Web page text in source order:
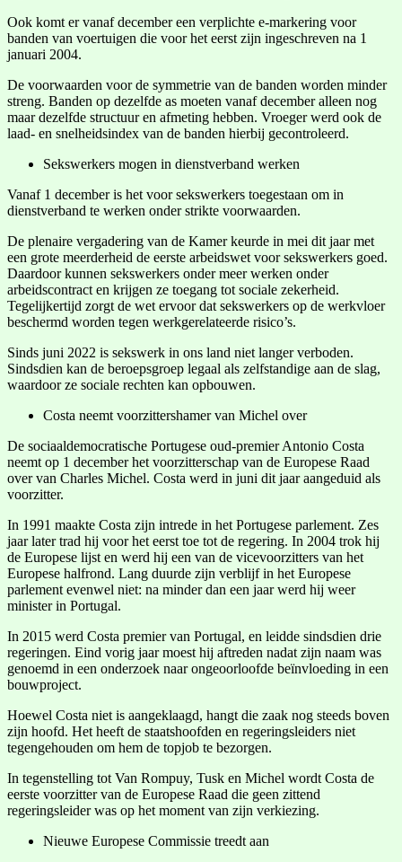
Ook komt er vanaf december een verplichte e-markering voor
banden van voertuigen die voor het eerst zijn ingeschreven na 1
januari 2004.
De voorwaarden voor de symmetrie van de banden worden minder
streng. Banden op dezelfde as moeten vanaf december alleen nog
maar dezelfde structuur en afmeting hebben. Vroeger werd ook de
laad- en snelheidsindex van de banden hierbij gecontroleerd.
Sekswerkers mogen in dienstverband werken
Vanaf 1 december is het voor sekswerkers toegestaan om in
dienstverband te werken onder strikte voorwaarden.
De plenaire vergadering van de Kamer keurde in mei dit jaar met
een grote meerderheid de eerste arbeidswet voor sekswerkers goed.
Daardoor kunnen sekswerkers onder meer werken onder
arbeidscontract en krijgen ze toegang tot sociale zekerheid.
Tegelijkertijd zorgt de wet ervoor dat sekswerkers op de werkvloer
beschermd worden tegen werkgerelateerde risico’s.
Sinds juni 2022 is sekswerk in ons land niet langer verboden.
Sindsdien kan de beroepsgroep legaal als zelfstandige aan de slag,
waardoor ze sociale rechten kan opbouwen.
Costa neemt voorzittershamer van Michel over
De sociaaldemocratische Portugese oud-premier Antonio Costa
neemt op 1 december het voorzitterschap van de Europese Raad
over van Charles Michel. Costa werd in juni dit jaar aangeduid als
voorzitter.
In 1991 maakte Costa zijn intrede in het Portugese parlement. Zes
jaar later trad hij voor het eerst toe tot de regering. In 2004 trok hij
de Europese lijst en werd hij een van de vicevoorzitters van het
Europese halfrond. Lang duurde zijn verblijf in het Europese
parlement evenwel niet: na minder dan een jaar werd hij weer
minister in Portugal.
In 2015 werd Costa premier van Portugal, en leidde sindsdien drie
regeringen. Eind vorig jaar moest hij aftreden nadat zijn naam was
genoemd in een onderzoek naar ongeoorloofde beïnvloeding in een
bouwproject.
Hoewel Costa niet is aangeklaagd, hangt die zaak nog steeds boven
zijn hoofd. Het heeft de staatshoofden en regeringsleiders niet
tegengehouden om hem de topjob te bezorgen.
In tegenstelling tot Van Rompuy, Tusk en Michel wordt Costa de
eerste voorzitter van de Europese Raad die geen zittend
regeringsleider was op het moment van zijn verkiezing.
Nieuwe Europese Commissie treedt aan